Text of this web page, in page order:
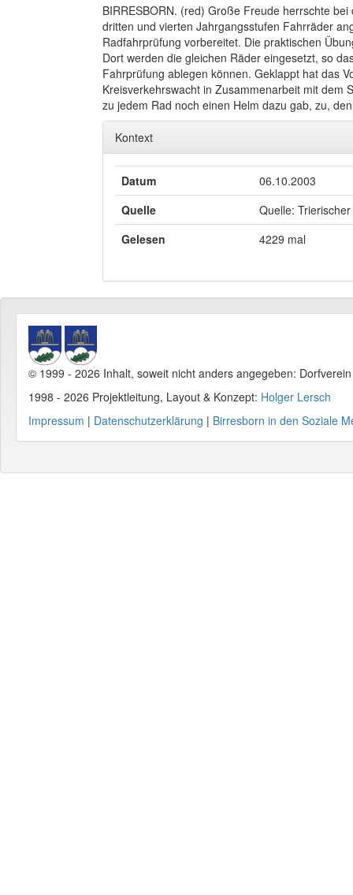
BIRRESBORN. (red) Große Freude herrschte
dritten und vierten Jahrgangsstufen Fahrräder
Radfahrprüfung vorbereitet. Die praktischen
Dort werden die gleichen Räder eingesetzt, so
Fahrprüfung ablegen können. Geklappt hat das
Kreisverkehrswacht in Zusammenarbeit mit dem
zu jedem Rad noch einen Helm dazu gab, zu,
Kontext
Datum
06.10.2003
Quelle
Quelle:
Gelesen
4229 mal
© 1999 - 2026 Inhalt, soweit nicht anders angegeben:
1998 - 2026 Projektleitung, Layout & Konzept: Holger Lersch
Impressum | Datenschutzerklärung | Birresborn in den Soziale